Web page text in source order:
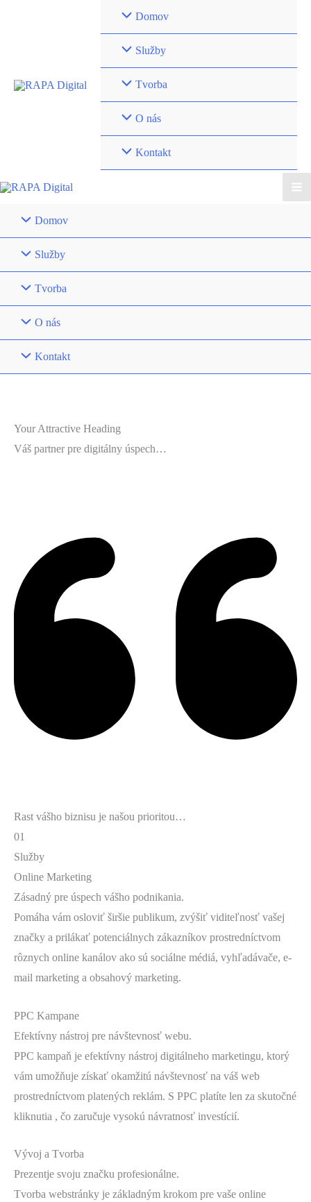
Domov
Služby
Tvorba
O nás
Kontakt
Domov
Služby
Tvorba
O nás
Kontakt
Your Attractive Heading
Váš partner pre digitálny úspech…
Rast vášho biznisu je našou prioritou…
01
Služby
Online Marketing
Zásadný pre úspech vášho podnikania.
Pomáha vám osloviť širšie publikum, zvýšiť viditeľnosť vašej
značky a prilákať potenciálnych zákazníkov prostredníctvom
rôznych online kanálov ako sú sociálne médiá, vyhľadávače, e-
mail marketing a obsahový marketing.
PPC Kampane
Efektívny nástroj pre návštevnosť webu.
PPC kampaň je efektívny nástroj digitálneho marketingu, ktorý
vám umožňuje získať okamžitú návštevnosť na váš web
prostredníctvom platených reklám. S PPC platíte len za skutočné
kliknutia , čo zaručuje vysokú návratnosť investícií.
Vývoj a Tvorba
Prezentje svoju značku profesionálne.
Tvorba webstránky je základným krokom pre vaše online